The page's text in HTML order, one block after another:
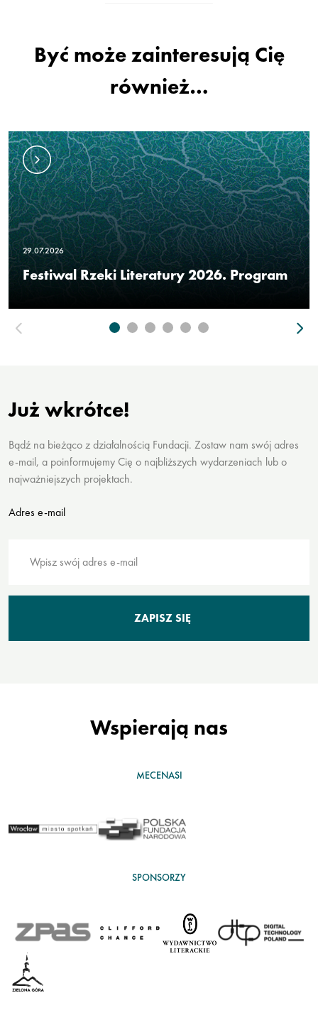
Być może zainteresują Cię
również…
29.07.2026
Festiwal Rzeki Literatury 2026. Program
Już wkrótce!
Bądź na bieżąco z działalnością Fundacji. Zostaw nam swój adres
e-mail, a poinformujemy Cię o najbliższych wydarzeniach lub o
najważniejszych projektach.
Adres e-mail
Wspierają nas
MECENASI
SPONSORZY